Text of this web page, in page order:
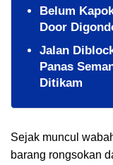
Belum
Door
Jalan
Panas
Ditikam
Sejak muncul
barang rongsokan